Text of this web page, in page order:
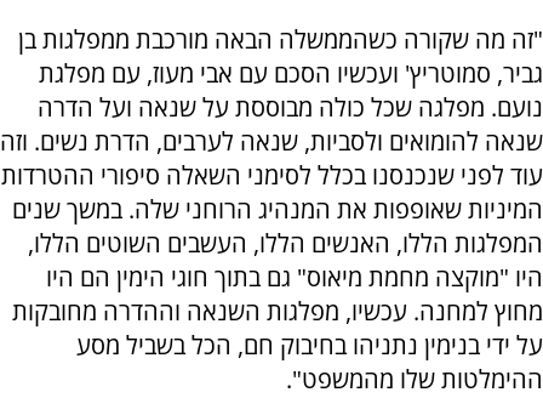
"זה מה שקורה כשהממשלה הבאה מורכבת ממפלגות בן
גביר, סמוטריץ' ועכשיו הסכם עם אבי מעוז, עם מפלגת
נועם. מפלגה שכל כולה מבוססת על שנאה ועל הדרה
שנאה להומואים ולסביות, שנאה לערבים, הדרת נשים. וזה
עוד לפני שנכנסנו בכלל לסימני השאלה סיפורי ההטרדות
המיניות שאופפות את המנהיג הרוחני שלה. במשך שנים
המפלגות הללו, האנשים הללו, העשבים השוטים הללו,
היו "מוקצה מחמת מיאוס" גם בתוך חוגי הימין הם היו
מחוץ למחנה. עכשיו, מפלגות השנאה וההדרה מחובקות
על ידי בנימין נתניהו בחיבוק חם, הכל בשביל מסע
ההימלטות שלו מהמשפט".